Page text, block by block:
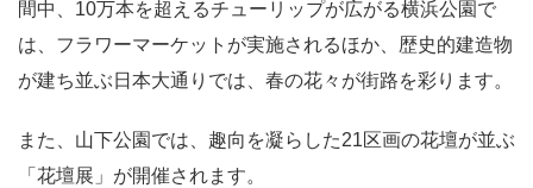
間中、10万本を超えるチューリップが広がる横浜公園で
は、フラワーマーケットが実施されるほか、歴史的建造物
が建ち並ぶ日本大通りでは、春の花々が街路を彩ります。
また、山下公園では、趣向を凝らした21区画の花壇が並ぶ
「花壇展」が開催されます。